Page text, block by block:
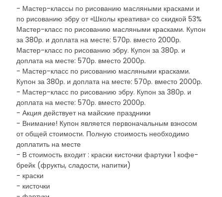
- Мастер-классы по рисованию масляными красками и
по рисованию эбру от «Школы креатива» со скидкой 53%
Мастер-класс по рисованию масляными красками. Купон
за 380р. и доплата на месте: 570р. вместо 2000р.
Мастер-класс по рисованию эбру. Купон за 380р. и
доплата на месте: 570р. вместо 2000р.
- Мастер-класс по рисованию масляными красками.
Купон за 380р. и доплата на месте: 570р. вместо 2000р.
- Мастер-класс по рисованию эбру. Купон за 380р. и
доплата на месте: 570р. вместо 2000р.
- Акция действует на майские праздники
- Внимание! Купон является первоначальным взносом
от общей стоимости. Полную стоимость необходимо
доплатить на месте
- В стоимость входит : краски кисточки фартуки 1 кофе-
брейк (фрукты, сладости, напитки)
- краски
- кисточки